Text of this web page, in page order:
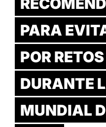
PARA
POR
DURANTE
MUNDIAL